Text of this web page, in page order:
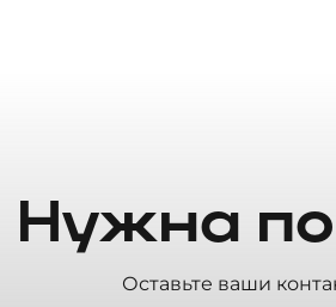
Нужна
Оставьте ваши